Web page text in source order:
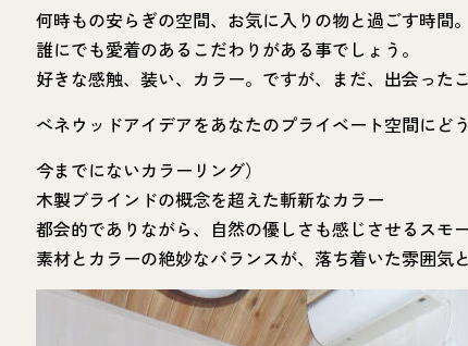
何時もの安らぎの空間、お気に入りの物と過ごす時間。
誰にでも愛着のあるこだわりがある事でしょう。
好きな感触、装い、カラー。ですが、まだ、出会っ
べネウッドアイデアをあなたのプライベート空間にど
今までにないカラーリング）
木製ブラインドの概念を超えた斬新なカラー
都会的でありながら、自然の優しさも感じさせるスモ
素材とカラーの絶妙なバランスが、落ち着いた雰囲気